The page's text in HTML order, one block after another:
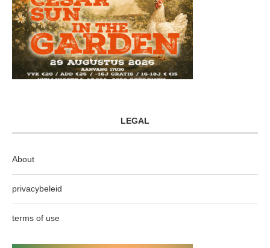
LEGAL
About
privacybeleid
terms of use